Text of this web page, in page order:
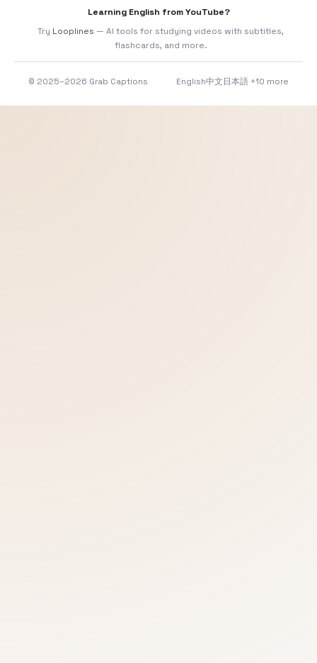
Learning English from YouTube?
Try Looplines — AI tools for studying videos with subtitles,
flashcards, and more.
© 2025–2026 Grab Captions English中文 日本語 +10 more